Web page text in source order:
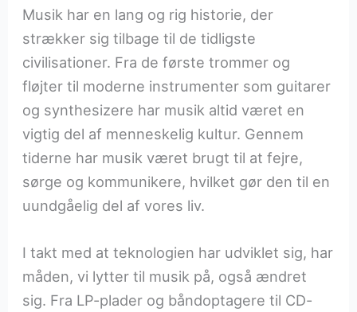
Musik har en lang og rig historie, der
strækker sig tilbage til de tidligste
civilisationer. Fra de første trommer og
fløjter til moderne instrumenter som guitarer
og synthesizere har musik altid været en
vigtig del af menneskelig kultur. Gennem
tiderne har musik været brugt til at fejre,
sørge og kommunikere, hvilket gør den til en
uundgåelig del af vores liv.
I takt med at teknologien har udviklet sig, har
måden, vi lytter til musik på, også ændret
sig. Fra LP-plader og båndoptagere til CD-